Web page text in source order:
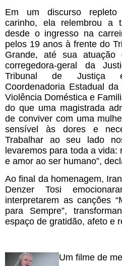
Em um discurso
carinho, ela relembrou a
desde o ingresso na
pelos 19 anos à frente do
Grande, até sua atuação
corregedora-geral da
Tribunal de Justiça
Coordenadoria Estadual
Violência Doméstica e
do que uma magistrada
de conviver com uma
sensível às dores e
Trabalhar ao seu lado
levaremos para toda a vida:
e amor ao ser humano”,
Ao final da homenagem,
Denzer Tosi
interpretarem as canções
para Sempre”,
espaço de gratidão, afeto e
Um filme de